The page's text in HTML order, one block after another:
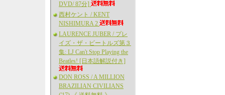
DVD/ 87分]
西村ケント / KENT
NISHIMURA 2
LAURENCE JUBER / プレ
イズ・ザ・ビートルズ第３
集: LJ Can't Stop Playing the
Beatles! [日本語解説付き]
DON ROSS / A MILLION
BRAZILIAN CIVILIANS